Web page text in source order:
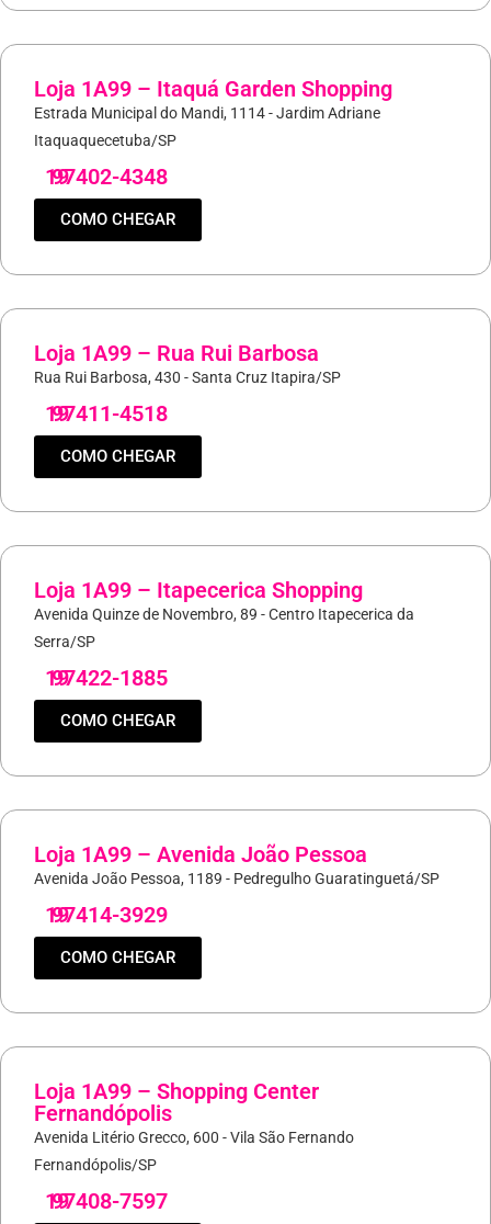
Loja 1A99 – Itaquá Garden Shopping
Estrada Municipal do Mandi, 1114 - Jardim Adriane
Itaquaquecetuba/SP
19
97402-4348
COMO CHEGAR
Loja 1A99 – Rua Rui Barbosa
Rua Rui Barbosa, 430 - Santa Cruz Itapira/SP
19
97411-4518
COMO CHEGAR
Loja 1A99 – Itapecerica Shopping
Avenida Quinze de Novembro, 89 - Centro Itapecerica da
Serra/SP
19
97422-1885
COMO CHEGAR
Loja 1A99 – Avenida João Pessoa
Avenida João Pessoa, 1189 - Pedregulho Guaratinguetá/SP
19
97414-3929
COMO CHEGAR
Loja 1A99 – Shopping Center
Fernandópolis
Avenida Litério Grecco, 600 - Vila São Fernando
Fernandópolis/SP
19
97408-7597